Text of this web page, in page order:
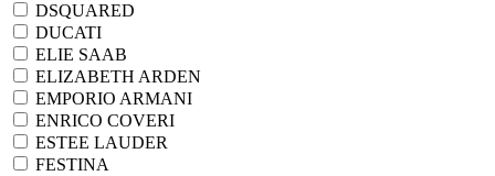
DSQUARED
DUCATI
ELIE SAAB
ELIZABETH ARDEN
EMPORIO ARMANI
ENRICO COVERI
ESTEE LAUDER
FESTINA